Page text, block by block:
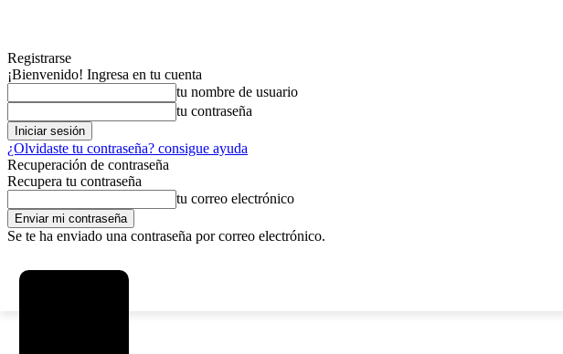
Registrarse
¡Bienvenido! Ingresa en tu cuenta
tu nombre de usuario
tu contraseña
¿Olvidaste tu contraseña? consigue ayuda
Recuperación de contraseña
Recupera tu contraseña
tu correo electrónico
Se te ha enviado una contraseña por correo electrónico.